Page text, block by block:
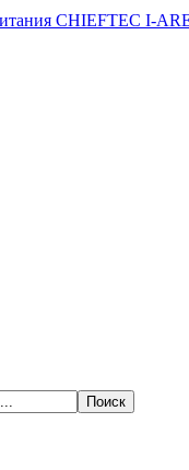
CHIEFTEC I-